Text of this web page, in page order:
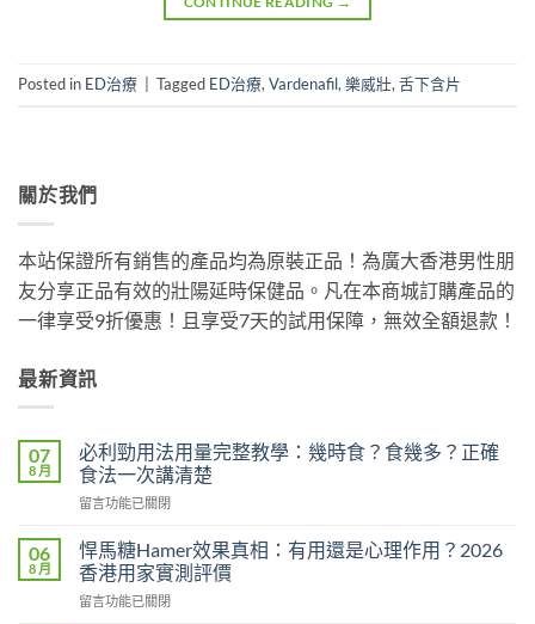
Posted in ED治療 Tagged ED治療,Vardenafil,樂威壯,舌下含片
關於我們
本站保證所有銷售的產品均為原裝正品！為廣大香港男性朋
友分享正品有效的壯陽延時保健品。凡在本商城訂購產品的
一律享受9折優惠！且享受7天的試用保障，無效全額退款！
最新資訊
07
8 月
必利勁用法用量完整教學：幾時食？食幾多？正確
食法一次講清楚
在
利
勁
用
法
留言功能已關閉
06
8 月
悍馬糖Hamer效果真相：有用還是心理作用？2026
香港用家實測評價
在
留言功能已關閉